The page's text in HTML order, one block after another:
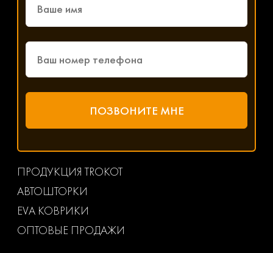
ПРОДУКЦИЯ TROKOT
АВТОШТОРКИ
EVA КОВРИКИ
ОПТОВЫЕ ПРОДАЖИ